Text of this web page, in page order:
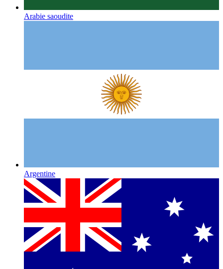
Arabie saoudite
Argentine